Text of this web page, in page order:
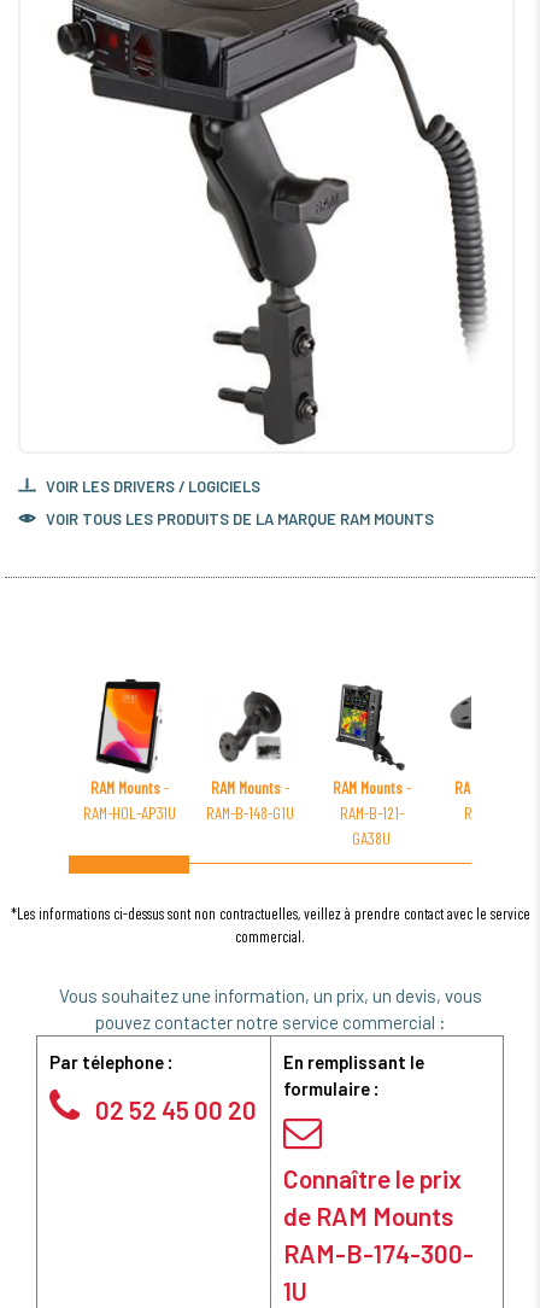
VOIR LES DRIVERS / LOGICIELS
VOIR TOUS LES PRODUITS DE LA MARQUE RAM MOUNTS
RAM Mounts-
RAM-HOL-AP31U
RAM Mounts-
RAM-B-148-G1U
RAM Mounts-
RAM-B-121-
GA38U
RAM Mounts
RAM-202A
*Les informations ci-dessus sont non contractuelles, veillez à prendre contact avec le service
commercial.
Vous souhaitez une information, un prix, un devis, vous
pouvez contacter notre service commercial :
Par télephone :
02 52 45 00 20
En remplissant le
formulaire :
Connaître le prix
de RAM Mounts
RAM-B-174-300-
1U